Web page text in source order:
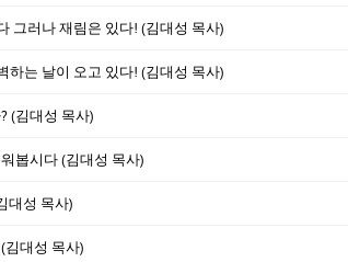
그러나 재림은 있다! (김대성 목사)
하는 날이 오고 있다! (김대성 목사)
(김대성 목사)
봅시다 (김대성 목사)
대성 목사)
김대성 목사)